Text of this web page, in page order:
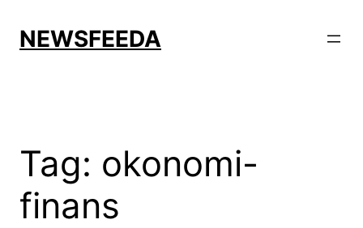
content
NEWSFEEDA
Tag: okonomi-
finans